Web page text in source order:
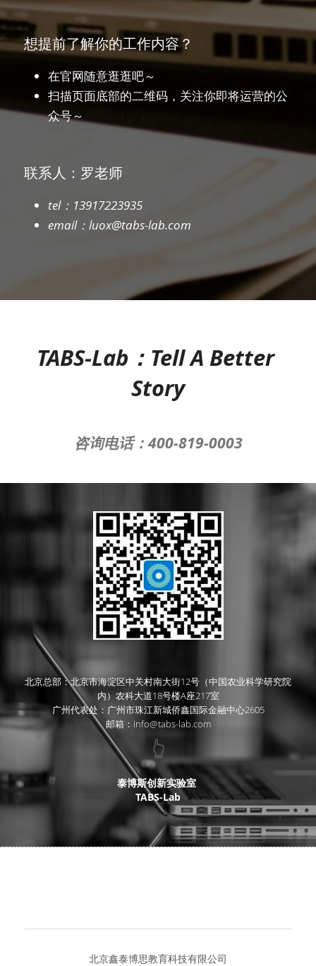
想提前了解你的工作内容？
在官网随意逛逛吧～
扫描页面底部的二维码，关注你即将运营的公
众号～
联系人：罗老师
tel：13917223935
email：luox@tabs-lab.com
TABS-Lab：Tell A Better
Story
咨询电话：400-819-0003
北京总部：北京市海淀区中关村南大街12号（中国农业科学研究院
内）农科大道18号楼A座217室
广州代表处：广州市珠江新城侨鑫国际金融中心2605
邮箱：info@tabs-lab.com
👆
泰博斯创新实验室
TABS-Lab
北京鑫泰博思教育科技有限公司